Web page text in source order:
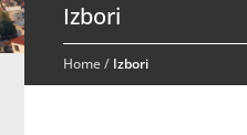
Izbori
Home/ Izbori